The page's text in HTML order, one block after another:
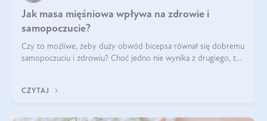
Jak masa mięśniowa wpływa na zdrowie i
samopoczucie?
Czy to możliwe, żeby duży obwód bicepsa równał się dobremu
samopoczuciu i zdrowiu? Choć jedno nie wynika z drugiego, to
wyjaśnimy.
CZYTAJ